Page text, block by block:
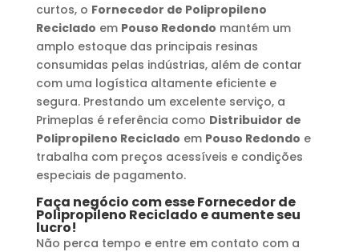
curtos, o Fornecedor de Polipropileno
Reciclado em Pouso Redondo mantém um
amplo estoque das principais resinas
consumidas pelas indústrias, além de contar
com uma logística altamente eficiente e
segura. Prestando um excelente serviço, a
Primeplas é referência como Distribuidor de
Polipropileno Reciclado em Pouso Redondo e
trabalha com preços acessíveis e condições
especiais de pagamento.
Faça negócio com esseFornecedor de
Polipropileno Reciclado e aumente seu
lucro!
Não perca tempo e entre em contato com a